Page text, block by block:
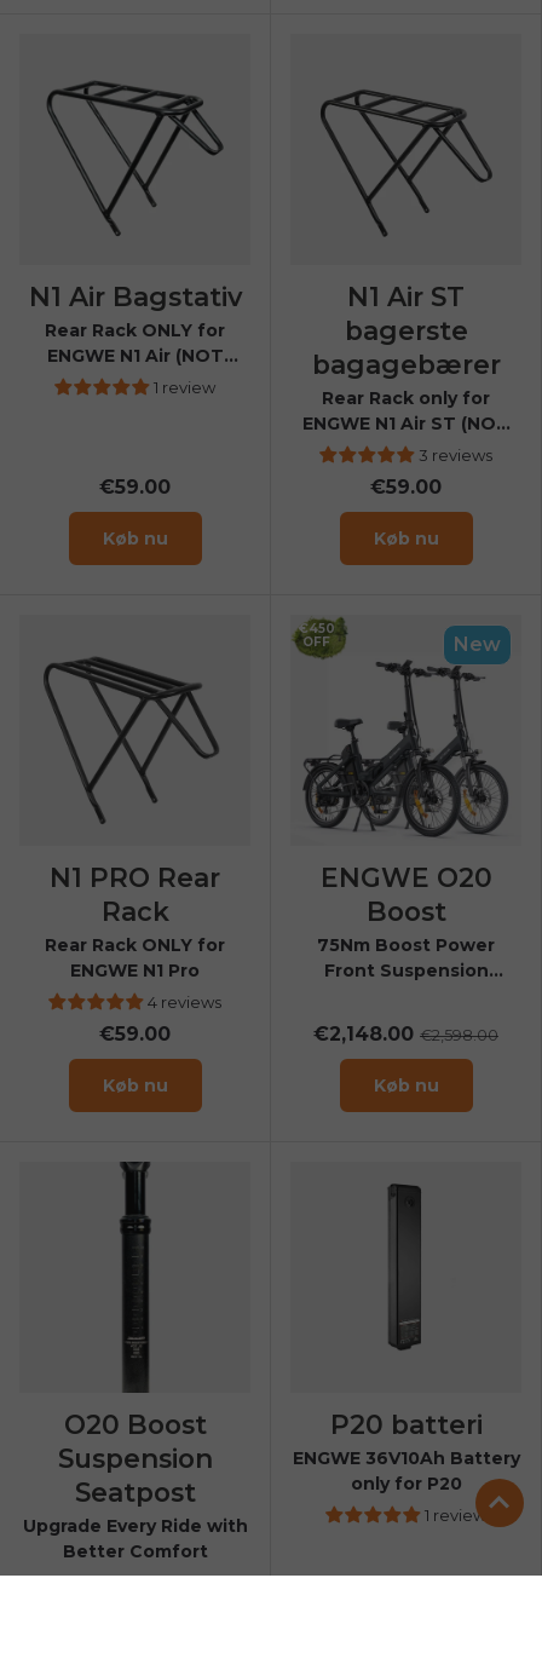
N1 Air Bagstativ
Rear Rack ONLY for
ENGWE N1 Air (NOT
compatible with N1 Air
1 review
€59.00
Køb nu
N1 Air ST
bagerste
bagagebærer
Rear Rack only for
ENGWE N1 Air ST (NOT
compatible with N1 Air)
3 reviews
€59.00
Køb nu
N1 PRO Rear
Rack
Rear Rack ONLY for
ENGWE N1 Pro
4 reviews
€59.00
Køb nu
New
€450
OFF
ENGWE O20
Boost
75Nm Boost Power
Front Suspension
€2,148.00 €2,598.00
Køb nu
O20 Boost
Suspension
Seatpost
Upgrade Every Ride with
Better Comfort
P20 batteri
ENGWE 36V10Ah Battery
only for P20
1 review